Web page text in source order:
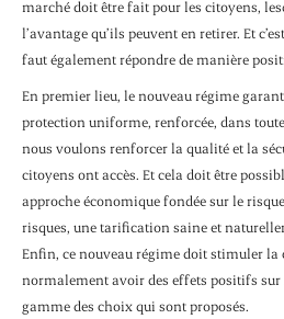
marché doit être fait pour les citoyens,
l’avantage qu’ils peuvent en retirer. Et
faut également répondre de manière
En premier lieu, le nouveau régime
protection uniforme, renforcée, dans
nous voulons renforcer la qualité et la
citoyens ont accès. Et cela doit être
approche économique fondée sur le
risques, une tarification saine et
Enfin, ce nouveau régime doit stimuler la
normalement avoir des effets positifs sur
gamme des choix qui sont proposés.